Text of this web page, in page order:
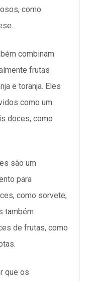
como
combinam
frutas
e toranja. Eles
como um
doces, como
são um
para
como sorvete,
também
de frutas, como
que os